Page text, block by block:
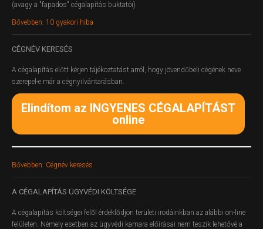
(avagy a "fapados" cégalapítás buktatói)
Bővebben: 10 gyakori hiba
CÉGNÉV KERESÉS
A cégalapítás előtt kérjen tájékoztatást arról, hogy jövendőbeli cégének neve
szerepel-e már a cégnyilvántarásban.
Elindítom az INGYENES CÉGALAPÍTÁST
online
Bővebben: Cégnév keresés
A CÉGALAPÍTÁS ÜGYVÉDI KÖLTSÉGE
A cégalapítás költségei felől érdeklődjön területi irodáinkban az alábbi on-line
felületen. Némely esetben az ügyvédi kamara előírásai nem teszik lehetővé a